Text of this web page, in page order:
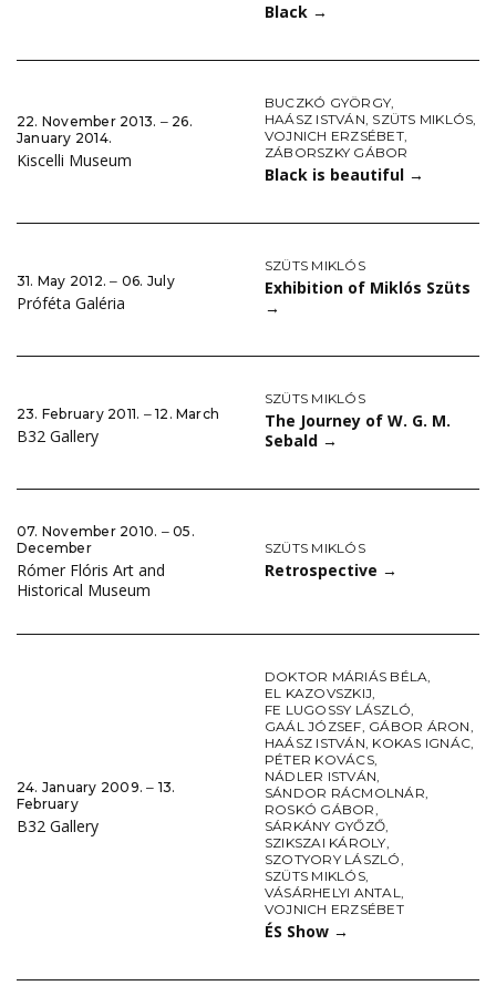
Black →
22. November 2013. ‒ 26.
January 2014.
Kiscelli Museum
BUCZKÓ GYÖRGY,
HAÁSZ ISTVÁN, SZÜTS MIKLÓS,
VOJNICH ERZSÉBET,
ZÁBORSZKY GÁBOR
Black is beautiful →
31. May 2012. ‒ 06. July
Próféta Galéria
SZÜTS MIKLÓS
Exhibition of Miklós Szüts
→
23. February 2011. ‒ 12. March
B32 Gallery
SZÜTS MIKLÓS
The Journey of W. G. M.
Sebald →
07. November 2010. ‒ 05.
December
Rómer Flóris Art and
Historical Museum
SZÜTS MIKLÓS
Retrospective →
24. January 2009. ‒ 13.
February
B32 Gallery
DOKTOR MÁRIÁS BÉLA,
EL KAZOVSZKIJ,
FE LUGOSSY LÁSZLÓ,
GAÁL JÓZSEF, GÁBOR ÁRON,
HAÁSZ ISTVÁN, KOKAS IGNÁC,
PÉTER KOVÁCS,
NÁDLER ISTVÁN,
SÁNDOR RÁCMOLNÁR,
ROSKÓ GÁBOR,
SÁRKÁNY GYŐZŐ,
SZIKSZAI KÁROLY,
SZOTYORY LÁSZLÓ,
SZÜTS MIKLÓS,
VÁSÁRHELYI ANTAL,
VOJNICH ERZSÉBET
ÉS Show →